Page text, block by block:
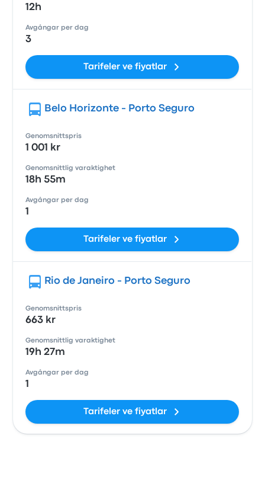
12h
Avgångar per dag
3
Tarifeler ve fiyatlar
Belo Horizonte - Porto Seguro
Genomsnittspris
1 001 kr
Genomsnittlig varaktighet
18h 55m
Avgångar per dag
1
Tarifeler ve fiyatlar
Rio de Janeiro - Porto Seguro
Genomsnittspris
663 kr
Genomsnittlig varaktighet
19h 27m
Avgångar per dag
1
Tarifeler ve fiyatlar